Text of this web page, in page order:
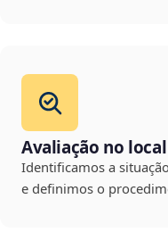
Avaliação no local
Identificamos a
e definimos o